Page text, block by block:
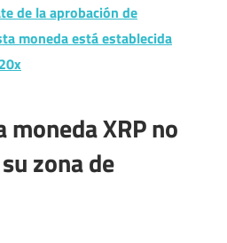
de la aprobación de
moneda está establecida
moneda XRP no
zona de